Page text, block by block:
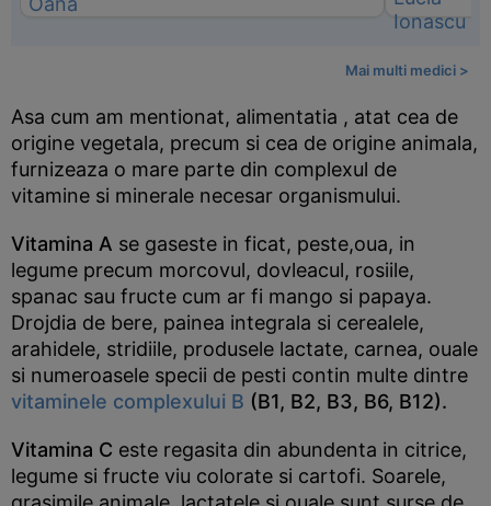
Mai multi medici >
Asa cum am mentionat, alimentatia , atat cea de
origine vegetala, precum si cea de origine animala,
furnizeaza o mare parte din complexul de
vitamine si minerale necesar organismului.
Vitamina A se gaseste in ficat, peste,oua, in
legume precum morcovul, dovleacul, rosiile,
spanac sau fructe cum ar fi mango si papaya.
Drojdia de bere, painea integrala si cerealele,
arahidele, stridiile, produsele lactate, carnea, ouale
si numeroasele specii de pesti contin multe dintre
vitaminele complexului B (B1, B2, B3, B6, B12).
Vitamina C este regasita din abundenta in citrice,
legume si fructe viu colorate si cartofi. Soarele,